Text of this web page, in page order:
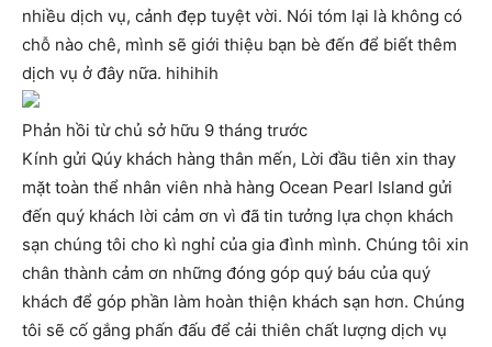
nhiều dịch vụ, cảnh đẹp tuyệt vời. Nói tóm lại là không có
chỗ nào chê, mình sẽ giới thiệu bạn bè đến để biết thêm
dịch vụ ở đây nữa. hihihih
Phản hồi từ chủ sở hữu 9 tháng trước
Kính gửi Qúy khách hàng thân mến, Lời đầu tiên xin thay
mặt toàn thể nhân viên nhà hàng Ocean Pearl Island gửi
đến quý khách lời cảm ơn vì đã tin tưởng lựa chọn khách
sạn chúng tôi cho kì nghỉ của gia đình mình. Chúng tôi xin
chân thành cảm ơn những đóng góp quý báu của quý
khách để góp phần làm hoàn thiện khách sạn hơn. Chúng
tôi sẽ cố gắng phấn đấu để cải thiên chất lượng dịch vụ